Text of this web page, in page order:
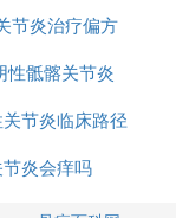
节炎治疗偏方
性骶髂关节炎
节炎临床路径
节炎会痒吗